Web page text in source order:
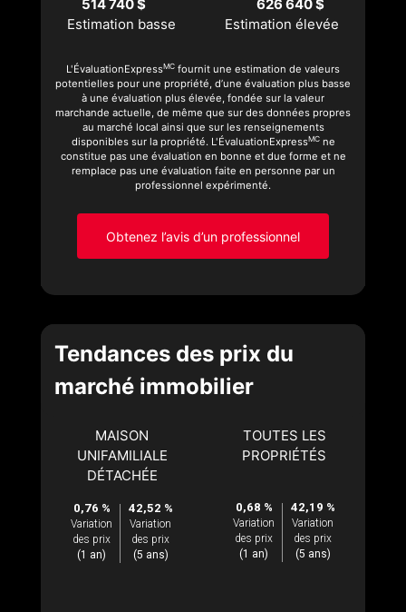
514 740 $
626 640 $
Estimation basse
Estimation élevée
L'ÉvaluationExpressMC fournit une estimation de valeurs
potentielles pour une propriété, d’une évaluation plus basse
à une évaluation plus élevée, fondée sur la valeur
marchande actuelle, de même que sur des données propres
au marché local ainsi que sur les renseignements
disponibles sur la propriété. L'ÉvaluationExpressMCne
constitue pas une évaluation en bonne et due forme et ne
remplace pas une évaluation faite en personne par un
professionnel expérimenté.
Obtenez l’avis d’un professionnel
Tendances des prix du
marché immobilier
MAISON
UNIFAMILIALE
DÉTACHÉE
0,76 %
Variation
des prix
(1 an)
42,52 %
Variation
des prix
(5 ans)
TOUTES LES
PROPRIÉTÉS
0,68 %
Variation
des prix
(1 an)
42,19 %
Variation
des prix
(5 ans)